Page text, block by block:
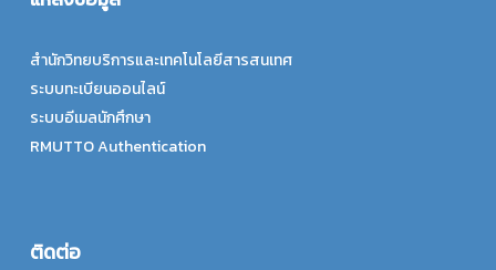
สำนักวิทยบริการและเทคโนโลยีสารสนเทศ
ระบบทะเบียนออนไลน์
ระบบอีเมลนักศึกษา
RMUTTO Authentication
ติดต่อ